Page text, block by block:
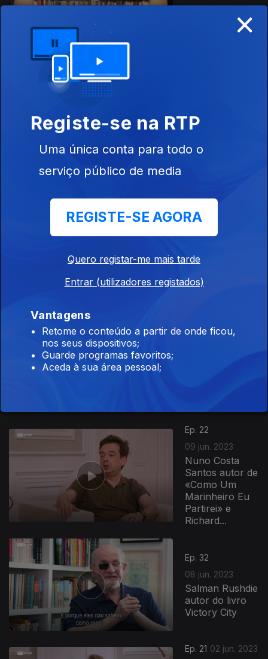
Ribeiro autora
de «O Quarto
João Céu e
«Uma Longa
Ep. 24
autor de
«Anguesângue»
e Manfred
Grebe autor de
Ep. 23 16 jun. 2023
Ep. 22
09 jun. 2023
Nuno Costa
Santos autor de
«Como Um
Marinheiro Eu
Partirei» e
Richard...
Ep. 32
08 jun. 2023
Salman Rushdie
autor do livro
Victory City
Ep. 21 02 jun. 2023
×
Registe-se na RTP
Uma única conta para todo o
serviço público de media
REGISTE-SE AGORA
Quero registar-me mais tarde
Entrar (utilizadores registados)
Vantagens
Retome o conteúdo a partir de onde ficou,
nos seus dispositivos;
Guarde programas favoritos;
Aceda à sua área pessoal;